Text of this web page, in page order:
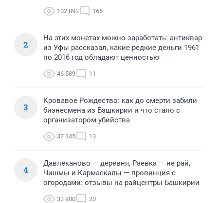
102 892 166
2
На этих монетах можно заработать: антиквар
из Уфы рассказал, какие редкие деньги 1961
по 2016 год обладают ценностью
46 589 11
3
Кровавое Рождество: как до смерти забили
бизнесмена из Башкирии и что стало с
организатором убийства
37 345 13
4
Давлеканово — деревня, Раевка — не рай,
Чишмы и Кармаскалы — провинция с
огородами: отзывы на райцентры Башкирии
33 900 20